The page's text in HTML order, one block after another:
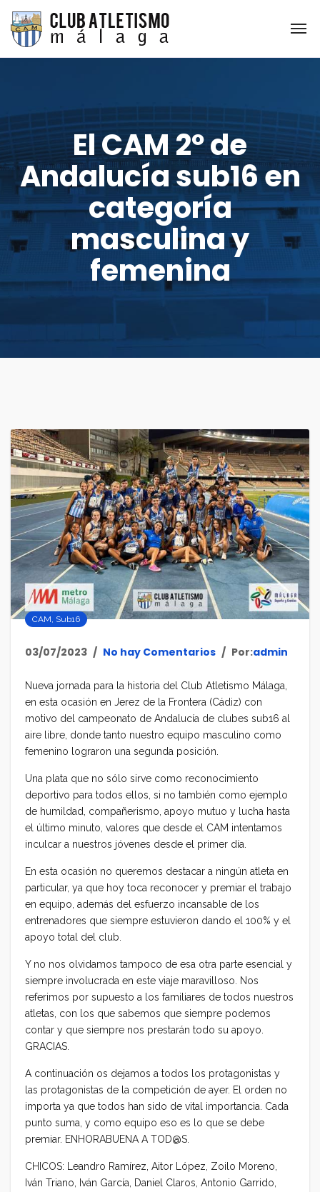
El CAM 2º de
Andalucía sub16 en
categoría
masculina y
femenina
CAM, Sub16
03/07/2023 No hay Comentarios Por:admin
Nueva jornada para la historia del Club Atletismo Málaga,
en esta ocasión en Jerez de la Frontera (Cádiz) con
motivo del campeonato de Andalucía de clubes sub16 al
aire libre, donde tanto nuestro equipo masculino como
femenino lograron una segunda posición.
Una plata que no sólo sirve como reconocimiento
deportivo para todos ellos, si no también como ejemplo
de humildad, compañerismo, apoyo mutuo y lucha hasta
el último minuto, valores que desde el CAM intentamos
inculcar a nuestros jóvenes desde el primer día.
En esta ocasión no queremos destacar a ningún atleta en
particular, ya que hoy toca reconocer y premiar el trabajo
en equipo, además del esfuerzo incansable de los
entrenadores que siempre estuvieron dando el 100% y el
apoyo total del club.
Y no nos olvidamos tampoco de esa otra parte esencial y
siempre involucrada en este viaje maravilloso. Nos
referimos por supuesto a los familiares de todos nuestros
atletas, con los que sabemos que siempre podemos
contar y que siempre nos prestarán todo su apoyo.
GRACIAS.
A continuación os dejamos a todos los protagonistas y
las protagonistas de la competición de ayer. El orden no
importa ya que todos han sido de vital importancia. Cada
punto suma, y como equipo eso es lo que se debe
premiar. ENHORABUENA A TOD@S.
CHICOS: Leandro Ramírez, Aitor López, Zoilo Moreno,
Iván Triano, Iván García, Daniel Claros, Antonio Garrido,